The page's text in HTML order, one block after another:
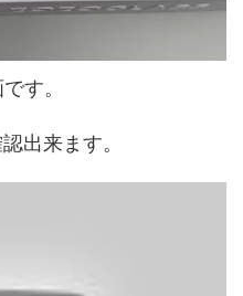
す。
出来ます。